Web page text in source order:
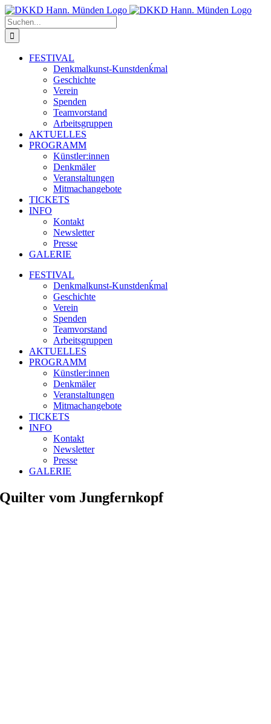
Zum
Inhalt
springen
Suche
nach:
FESTIVAL
Denkmalkunst-Kunstdenḱmal
Geschichte
Verein
Spenden
Teamvorstand
Arbeitsgruppen
AKTUELLES
PROGRAMM
Künstler:innen
Denkmäler
Veranstaltungen
Mitmachangebote
TICKETS
INFO
Kontakt
Newsletter
Presse
GALERIE
FESTIVAL
Denkmalkunst-Kunstdenḱmal
Geschichte
Verein
Spenden
Teamvorstand
Arbeitsgruppen
AKTUELLES
PROGRAMM
Künstler:innen
Denkmäler
Veranstaltungen
Mitmachangebote
TICKETS
INFO
Kontakt
Newsletter
Presse
GALERIE
Quilter vom Jungfernkopf